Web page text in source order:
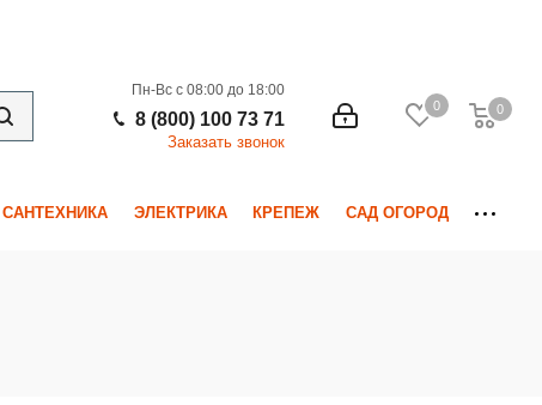
0 0
0
Пн-Вс с 08:00 до 18:00
8 (800) 100 73 71
Заказать звонок
САНТЕХНИКА ЭЛЕКТРИКА КРЕПЕЖ САД ОГОРОД